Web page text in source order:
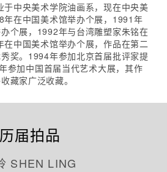
中央美术学院油画系，现在中央美
年在中国美术馆举办个展，1991年
个展，1992年与台湾雕塑家朱铭在
中国美术馆举办个展，作品在第二
奖。1994年参加北京首届批评家提
参加中国首届当代艺术大展，其作
藏家广泛收藏。
历届拍品
SHEN LING